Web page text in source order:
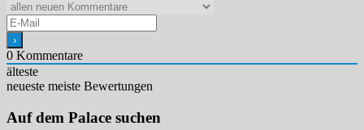
0 Kommentare
älteste
neueste meiste Bewertungen
Auf dem Palace suchen